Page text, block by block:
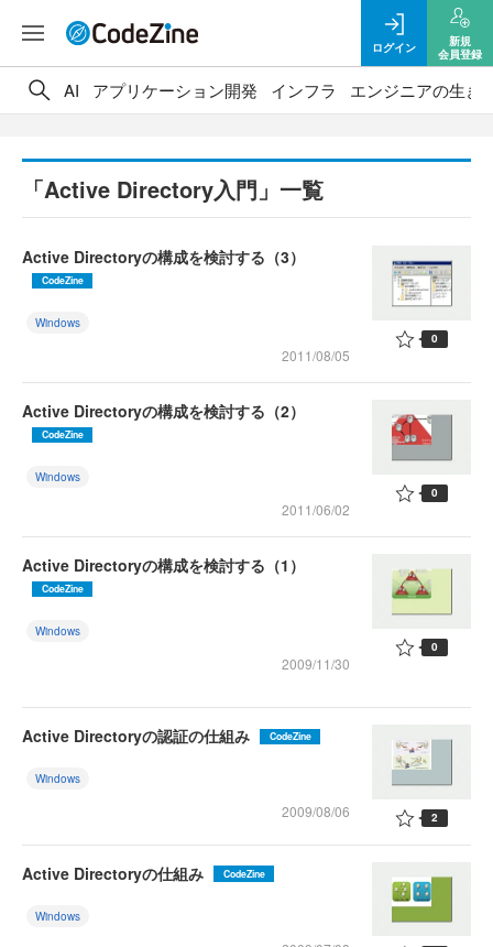
ログイン
新規
会員登録
AI アプリケーション開発 インフラ エンジニアの生き
「Active Directory入門」一覧
Active Directoryの構成を検討する（3）
CodeZine
Windows
2011/08/05
0
Active Directoryの構成を検討する（2）
CodeZine
Windows
2011/06/02
0
Active Directoryの構成を検討する（1）
CodeZine
Windows
2009/11/30
0
Active Directoryの認証の仕組み CodeZine
Windows
2009/08/06 2
Active Directoryの仕組み CodeZine
Windows